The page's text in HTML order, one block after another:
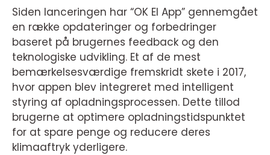
Siden lanceringen har “OK El App” gennemgået
en række opdateringer og forbedringer
baseret på brugernes feedback og den
teknologiske udvikling. Et af de mest
bemærkelsesværdige fremskridt skete i 2017,
hvor appen blev integreret med intelligent
styring af opladningsprocessen. Dette tillod
brugerne at optimere opladningstidspunktet
for at spare penge og reducere deres
klimaaftryk yderligere.